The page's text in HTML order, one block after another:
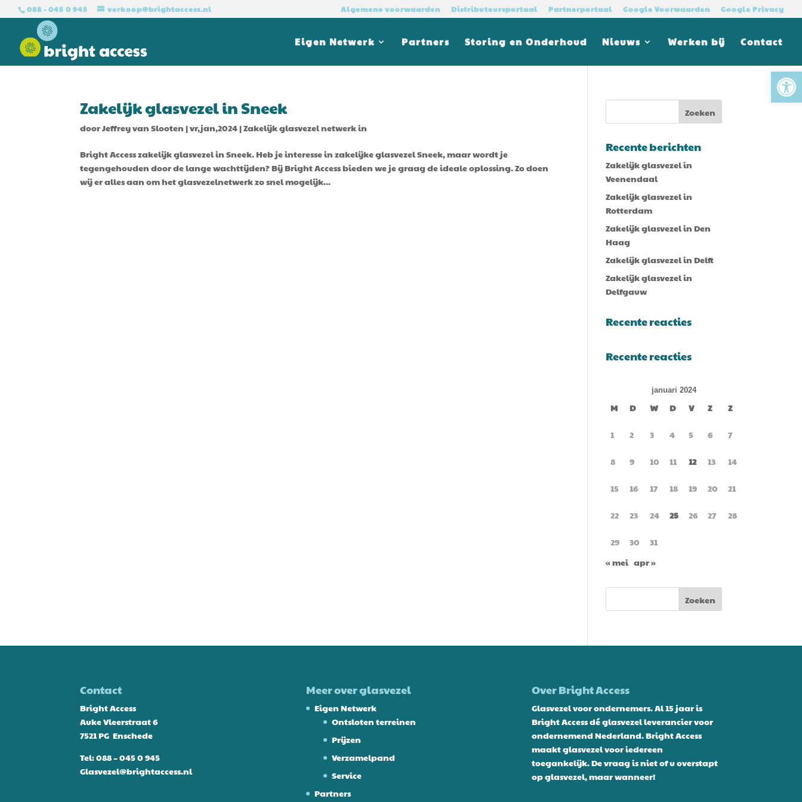
088 - 045 0 945 verkoop@brightaccess.nl Algemene voorwaarden Distributeursportaal Partnerportaal Google Voorwaarden Google Privacy
Eigen Netwerk Partners Storing en Onderhoud Nieuws Werken bij Contact
Zakelijk glasvezel in Sneek
doorJeffrey van Slooten |vr,jan,2024|Zakelijk glasvezel netwerk in
Bright Access zakelijk glasvezel in Sneek. Heb je interesse in zakelijke glasvezel Sneek, maar wordt je
tegengehouden door de lange wachttijden? Bij Bright Access bieden we je graag de ideale oplossing. Zo doen
wij er alles aan om het glasvezelnetwerk zo snel mogelijk...
Recente berichten
Zakelijk glasvezel in
Veenendaal
Zakelijk glasvezel in
Rotterdam
Zakelijk glasvezel in Den
Haag
Zakelijk glasvezel in Delft
Zakelijk glasvezel in
Delfgauw
Recente reacties
Recente reacties
januari 2024
M D W D V Z Z
1 2 3 4 5 6 7
8 9 10 11 12 13 14
15 16 17 18 19 20 21
22 23 24 25 26 27 28
29 30
31
« mei apr »
Contact
Bright Access
Auke Vleerstraat 6
7521 PG Enschede
Tel:088 – 045 0 945
Glasvezel@brightaccess.nl
Meer over glasvezel
Eigen Netwerk
Ontsloten terreinen
Prijzen
Verzamelpand
Service
Partners
Over Bright Access
Glasvezel voor ondernemers. Al 15 jaar is
Bright Access dé glasvezel leverancier voor
ondernemend Nederland. Bright Access
maakt glasvezel voor iedereen
toegankelijk. De vraag is niet of u overstapt
op glasvezel, maar wanneer!